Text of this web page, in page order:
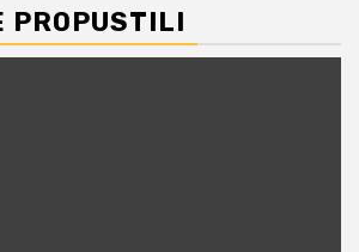
PROPUSTILI